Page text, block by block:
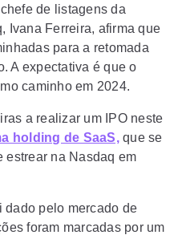
de listagens da
Ivana Ferreira, afirma que
para a retomada
A expectativa é queo
caminho em 2024.
a realizar um IPO neste
holding de SaaS,que se
estrear na Nasdaq em
dado pelo mercado de
foram marcadas por um